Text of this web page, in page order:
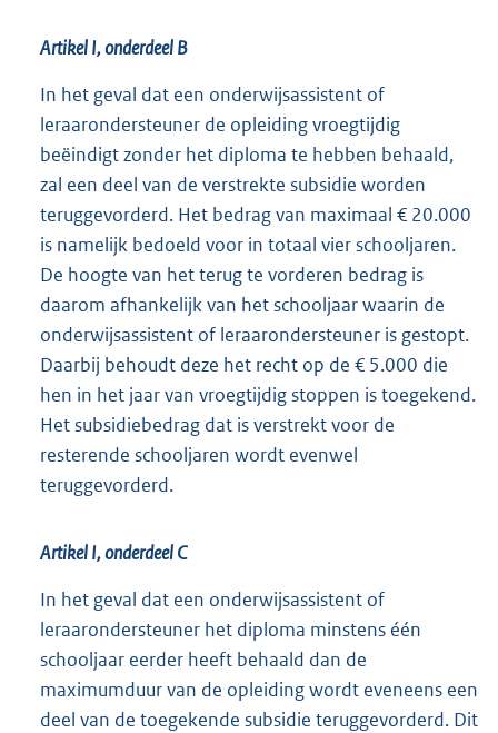
Artikel I, onderdeel B
In het geval dat een onderwijsassistent of
leraarondersteuner de opleiding vroegtijdig
beëindigt zonder het diploma te hebben behaald,
zal een deel van de verstrekte subsidie worden
teruggevorderd. Het bedrag van maximaal € 20.000
is namelijk bedoeld voor in totaal vier schooljaren.
De hoogte van het terug te vorderen bedrag is
daarom afhankelijk van het schooljaar waarin de
onderwijsassistent of leraarondersteuner is gestopt.
Daarbij behoudt deze het recht op de € 5.000 die
hen in het jaar van vroegtijdig stoppen is toegekend.
Het subsidiebedrag dat is verstrekt voor de
resterende schooljaren wordt evenwel
teruggevorderd.
Artikel I, onderdeel C
In het geval dat een onderwijsassistent of
leraarondersteuner het diploma minstens één
schooljaar eerder heeft behaald dan de
maximumduur van de opleiding wordt eveneens een
deel van de toegekende subsidie teruggevorderd. Dit